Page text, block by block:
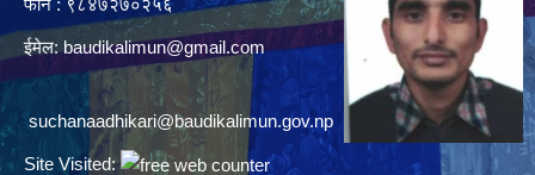
ईमेल: baudikalimun@gmail.com
suchanaadhikari@baudikalimun.gov.np
Site Visited: